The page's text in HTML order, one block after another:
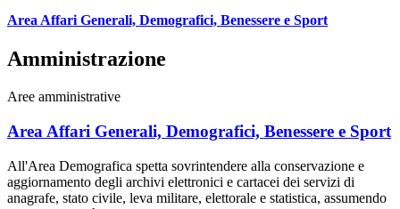
Area Affari Generali, Demografici, Benessere e Sport
Amministrazione
Aree amministrative
Area Affari Generali, Demografici, Benessere e Sport
All'Area Demografica spetta sovrintendere alla conservazione e
aggiornamento degli archivi elettronici e cartacei dei servizi di
anagrafe, stato civile, leva militare, elettorale e statistica, assumendo